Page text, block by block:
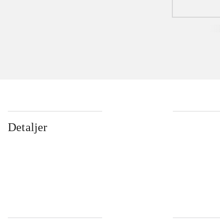
Detaljer